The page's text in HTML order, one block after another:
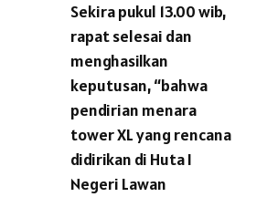
Sekira pukul 13.00 wib,
rapat selesai dan
menghasilkan
keputusan, “bahwa
pendirian menara
tower XL yang rencana
didirikan di Huta I
Negeri Lawan